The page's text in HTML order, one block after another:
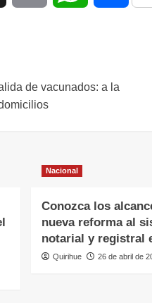
de vacunados: a la
Nacional
Conozca los
nueva reforma al
notarial y registral
Quirihue 26 de abril de